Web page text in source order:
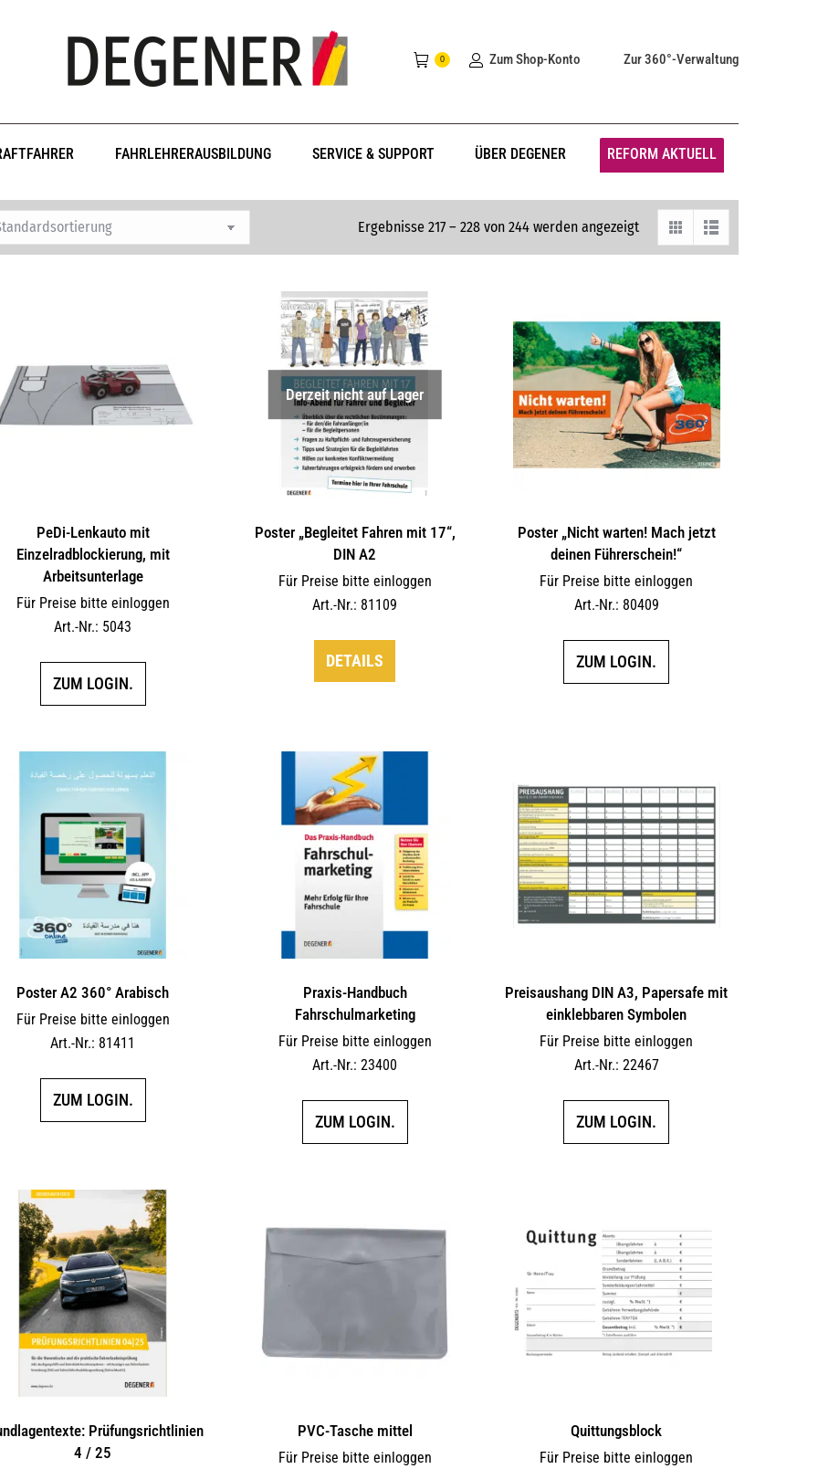
0 Zum Shop-Konto Zur 360°-Verwaltung
FAHRLEHRERAUSBILDUNG SERVICE & SUPPORT ÜBER DEGENER REFORM AKTUELL
Ergebnisse 217 – 228 von 244 werden angezeigt
PeDi-Lenkauto mit
Einzelradblockierung, mit
Arbeitsunterlage
Für Preise bitte einloggen
Art.-Nr.: 5043
ZUM LOGIN.
Derzeit nicht auf Lager
Poster „Begleitet Fahren mit 17“,
DIN A2
Für Preise bitte einloggen
Art.-Nr.: 81109
DETAILS
Poster „Nicht warten! Mach jetzt
deinen Führerschein!“
Für Preise bitte einloggen
Art.-Nr.: 80409
ZUM LOGIN.
Poster A2 360° Arabisch
Für Preise bitte einloggen
Art.-Nr.: 81411
ZUM LOGIN.
Praxis-Handbuch
Fahrschulmarketing
Für Preise bitte einloggen
Art.-Nr.: 23400
ZUM LOGIN.
Preisaushang DIN A3, Papersafe mit
einklebbaren Symbolen
Für Preise bitte einloggen
Art.-Nr.: 22467
ZUM LOGIN.
Prüfungsrichtlinien
4 / 25
PVC-Tasche mittel
Für Preise bitte einloggen
Quittungsblock
Für Preise bitte einloggen